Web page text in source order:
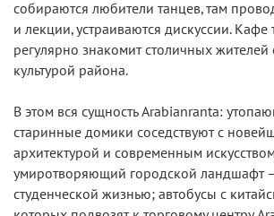
собираются любители танцев, там
и лекции, устраиваются дискуссии. Кафе
регулярно знакомит столичных жителей
культурой района.
В этом вся сущность Arabianranta:
старинные домики соседствуют с
архитектурой и современным
умиротворяющий городской ландшафт
студенческой жизнью; автобусы с